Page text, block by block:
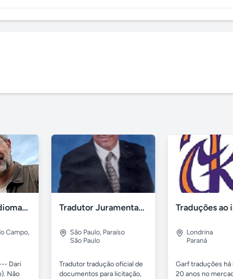
Tradutor das Idiomas Farsi (Persa)/Dari (Persa) - Simples
Campo,
Dari
Não
Tradutor Juramentado em São Paulo Gilmar Ribeiro
São Paulo, Paraíso
São Paulo
Tradutor tradução oficial de
documentos para licitação,
Londrina
Paraná
Garf traduções há
20 anos no